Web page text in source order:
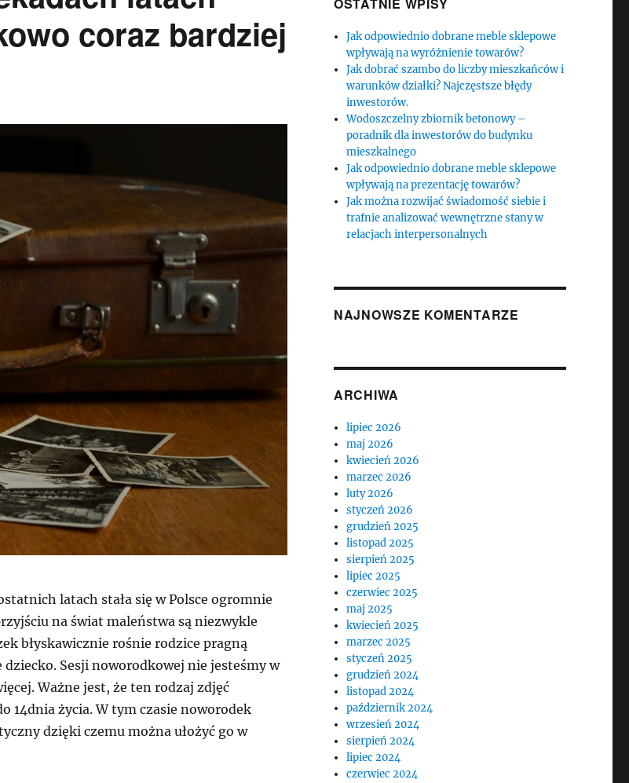
coraz bardziej
latach stała się w Polsce ogromnie
na świat maleństwa są niezwykle
błyskawicznie rośnie rodzice pragną
dziecko. Sesji noworodkowej nie jesteśmy w
Ważne jest, że ten rodzaj zdjęć
14dnia życia. W tym czasie noworodek
dzięki czemu można ułożyć go w
Jak odpowiednio dobrane meble sklepowe
wpływają na wyróżnienie towarów?
Jak dobrać szambo do liczby mieszkańców i
warunków działki? Najczęstsze błędy
inwestorów.
Wodoszczelny zbiornik betonowy –
poradnik dla inwestorów do budynku
mieszkalnego
Jak odpowiednio dobrane meble sklepowe
wpływają na prezentację towarów?
Jak można rozwijać świadomość siebie i
trafnie analizować wewnętrzne stany w
relacjach interpersonalnych
NAJNOWSZE KOMENTARZE
ARCHIWA
lipiec 2026
maj 2026
kwiecień 2026
marzec 2026
luty 2026
styczeń 2026
grudzień 2025
listopad 2025
sierpień 2025
lipiec 2025
czerwiec 2025
maj 2025
kwiecień 2025
marzec 2025
styczeń 2025
grudzień 2024
listopad 2024
październik 2024
wrzesień 2024
sierpień 2024
lipiec 2024
czerwiec 2024